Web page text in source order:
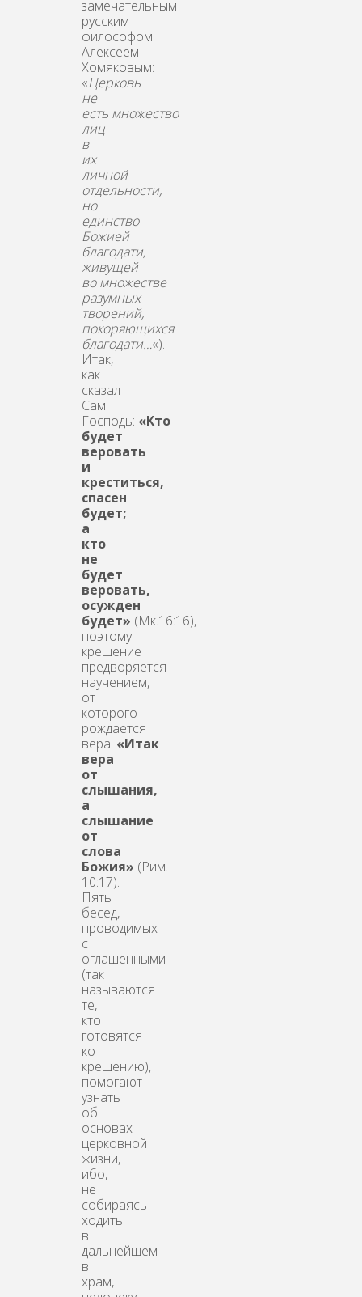
замечательным
русским
философом
Алексеем
Хомяковым:
«Церковь
не
есть множество
лиц
в
их
личной
отдельности,
но
единство
Божией
благодати,
живущей
во множестве
разумных
творений,
покоряющихся
благодати…«).
Итак,
как
сказал
Сам
Господь: «Кто
будет
веровать
и
креститься,
спасен
будет;
а
кто
не
будет
веровать,
осужден
будет» (Мк.16:16),
поэтому
крещение
предворяется
научением,
от
которого
рождается
вера: «Итак
вера
от
слышания,
а
слышание
от
слова
Божия» (Рим.
10:17).
Пять
бесед,
проводимых
с
оглашенными
(так
называются
те,
кто
готовятся
ко
крещению),
помогают
узнать
об
основах
церковной
жизни,
ибо,
не
собираясь
ходить
в
дальнейшем
в
храм,